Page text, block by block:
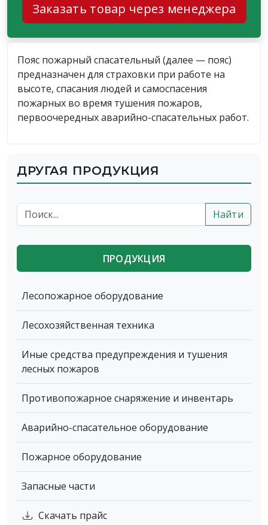
Заказать товар через менеджера
Пояс пожарный спасательный (далее — пояс)
предназначен для страховки при работе на
высоте, спасания людей и самоспасения
пожарных во время тушения пожаров,
первоочередных аварийно-спасательных работ.
ДРУГАЯ ПРОДУКЦИЯ
Найти
ПРОДУКЦИЯ
Лесопожарное оборудование
Лесохозяйственная техника
Иные средства предупреждения и тушения
лесных пожаров
Противопожарное снаряжение и инвентарь
Аварийно-спасательное оборудование
Пожарное оборудование
Запасные части
Скачать прайс